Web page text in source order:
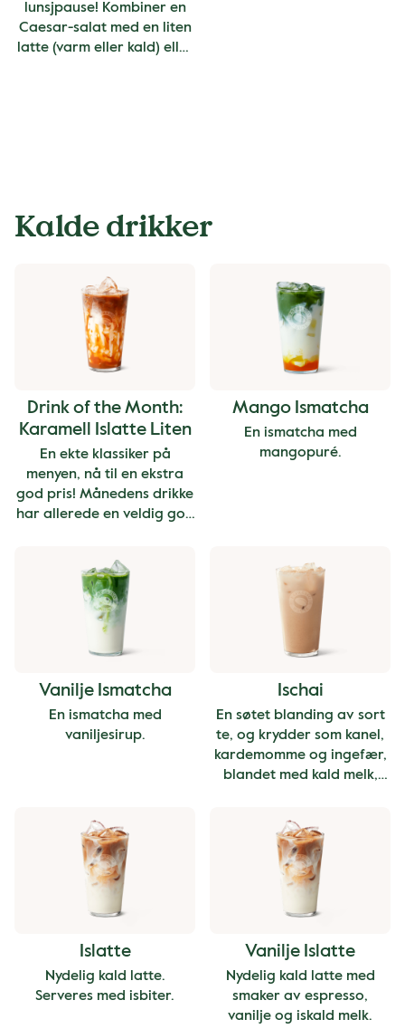
lunsjpause! Kombiner en
Caesar-salat med en liten
latte (varm eller kald) eller
Kalde drikker
Drink of the Month:
Karamell Islatte Liten
En ekte klassiker på
menyen, nå til en ekstra
god pris! Månedens drikke
har allerede en veldig god
tilbud eller rabatter.
Prisen gjelder for liten
størrelse.
Mango Ismatcha
En ismatcha med
mangopuré.
Vanilje Ismatcha
En ismatcha med
vaniljesirup.
Ischai
En søtet blanding av sort
te, og krydder som kanel,
kardemomme og ingefær,
blandet med kald melk,
Islatte
Nydelig kald latte.
Serveres med isbiter.
Vanilje Islatte
Nydelig kald latte med
smaker av espresso,
vanilje og iskald melk.